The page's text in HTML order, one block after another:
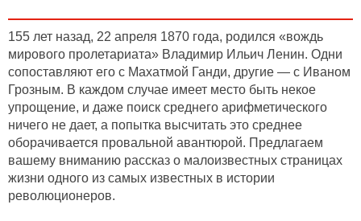
155 лет назад, 22 апреля 1870 года, родился «вождь
мирового пролетариата» Владимир Ильич Ленин. Одни
сопоставляют его с Махатмой Ганди, другие — с Иваном
Грозным. В каждом случае имеет место быть некое
упрощение, и даже поиск среднего арифметического
ничего не дает, а попытка высчитать это среднее
оборачивается провальной авантюрой. Предлагаем
вашему вниманию рассказ о малоизвестных страницах
жизни одного из самых известных в истории
революционеров.